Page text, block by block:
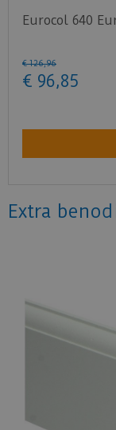
Eurocol 640
€ 126,96
€ 96,85
Extra